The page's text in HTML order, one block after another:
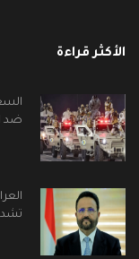
الأكثر قراءة
ضد